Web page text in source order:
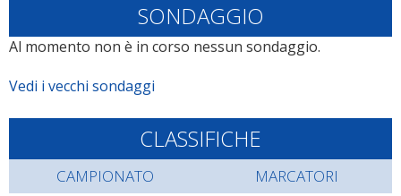
SONDAGGIO
Al momento non è in corso nessun sondaggio.
Vedi i vecchi sondaggi
CLASSIFICHE
CAMPIONATO MARCATORI